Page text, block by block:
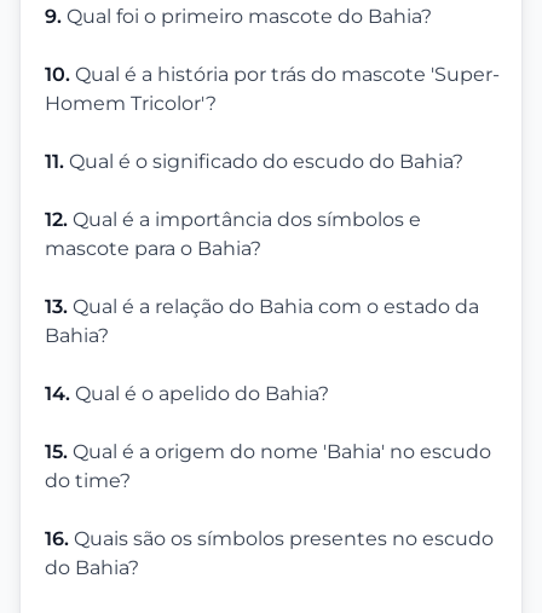
9. Qual foi o primeiro mascote do Bahia?
10. Qual é a história por trás do mascote 'Super-
Homem Tricolor'?
11. Qual é o significado do escudo do Bahia?
12. Qual é a importância dos símbolos e
mascote para o Bahia?
13. Qual é a relação do Bahia com o estado da
Bahia?
14. Qual é o apelido do Bahia?
15. Qual é a origem do nome 'Bahia' no escudo
do time?
16. Quais são os símbolos presentes no escudo
do Bahia?